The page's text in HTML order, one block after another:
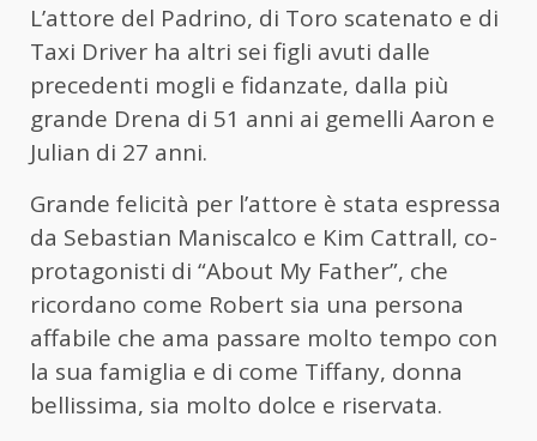
L’attore del Padrino, di Toro scatenato e di
Taxi Driver ha altri sei figli avuti dalle
precedenti mogli e fidanzate, dalla più
grande Drena di 51 anni ai gemelli Aaron e
Julian di 27 anni.
Grande felicità per l’attore è stata espressa
da Sebastian Maniscalco e Kim Cattrall, co-
protagonisti di “About My Father”, che
ricordano come Robert sia una persona
affabile che ama passare molto tempo con
la sua famiglia e di come Tiffany, donna
bellissima, sia molto dolce e riservata.